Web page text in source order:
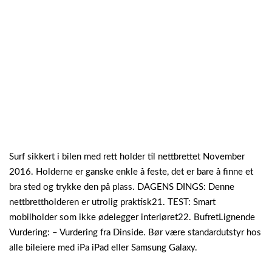
Surf sikkert i bilen med rett holder til nettbrettet November
2016. Holderne er ganske enkle å feste, det er bare å finne et
bra sted og trykke den på plass. DAGENS DINGS: Denne
nettbrettholderen er utrolig praktisk21. TEST: Smart
mobilholder som ikke ødelegger interiøret22. BufretLignende
Vurdering: – ‎Vurdering fra Dinside. Bør være standardutstyr hos
alle bileiere med iPa iPad eller Samsung Galaxy.